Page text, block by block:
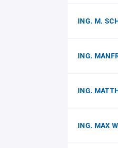
ING. M.
ING.
ING.
ING. MAX